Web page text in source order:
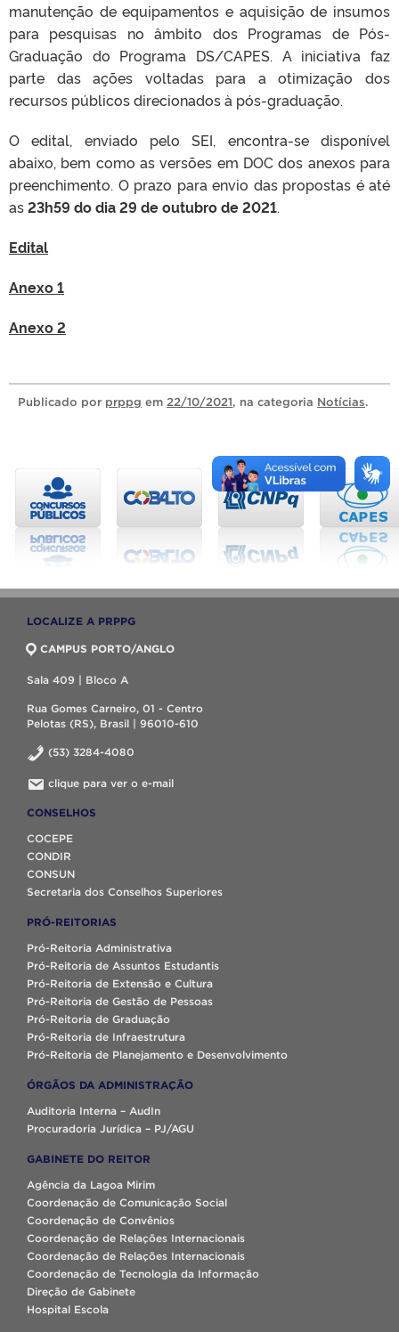
manutenção de equipamentos e aquisição de insumos
para pesquisas no âmbito dos Programas de Pós-
Graduação do Programa DS/CAPES. A iniciativa faz
parte das ações voltadas para a otimização dos
recursos públicos direcionados à pós-graduação.
O edital, enviado pelo SEI, encontra-se disponível
abaixo, bem como as versões em DOC dos anexos para
preenchimento. O prazo para envio das propostas é até
as23h59 do dia 29 de outubro de 2021.
Edital
Anexo 1
Anexo 2
Publicado por prppg em 22/10/2021, na categoria Notícias.
LOCALIZE A PRPPG
CAMPUS PORTO/ANGLO
Sala 409 | Bloco A
Rua Gomes Carneiro, 01 - Centro
Pelotas (RS), Brasil | 96010-610
(53) 3284-4080
clique para ver o e-mail
CONSELHOS
COCEPE
CONDIR
CONSUN
Secretaria dos Conselhos Superiores
PRÓ-REITORIAS
Pró-Reitoria Administrativa
Pró-Reitoria de Assuntos Estudantis
Pró-Reitoria de Extensão e Cultura
Pró-Reitoria de Gestão de Pessoas
Pró-Reitoria de Graduação
Pró-Reitoria de Infraestrutura
Pró-Reitoria de Planejamento e Desenvolvimento
ÓRGÃOS DA ADMINISTRAÇÃO
Auditoria Interna – AudIn
Procuradoria Jurídica – PJ/AGU
GABINETE DO REITOR
Agência da Lagoa Mirim
Coordenação de Comunicação Social
Coordenação de Convênios
Coordenação de Relações Internacionais
Coordenação de Relações Internacionais
Coordenação de Tecnologia da Informação
Direção de Gabinete
Hospital Escola